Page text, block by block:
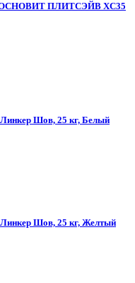
ОСНОВИТ ПЛИТСЭЙВ XC35
Линкер Шов, 25 кг, Белый
Линкер Шов, 25 кг, Желтый